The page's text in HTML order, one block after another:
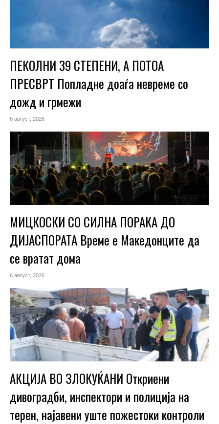
ПЕКОЛНИ 39 СТЕПЕНИ, А ПОТОА
ПРЕСВРТ Попладне доаѓа невреме со
дожд и грмежи
6 август, 2026
МИЦКОСКИ СО СИЛНА ПОРАКА ДО
ДИЈАСПОРАТА Време е Македонците да
се вратат дома
6 август, 2026
АКЦИЈА ВО ЗЛОКУЌАНИ Откриени
дивоградби, инспектори и полиција на
терен, најавени уште пожестоки контроли